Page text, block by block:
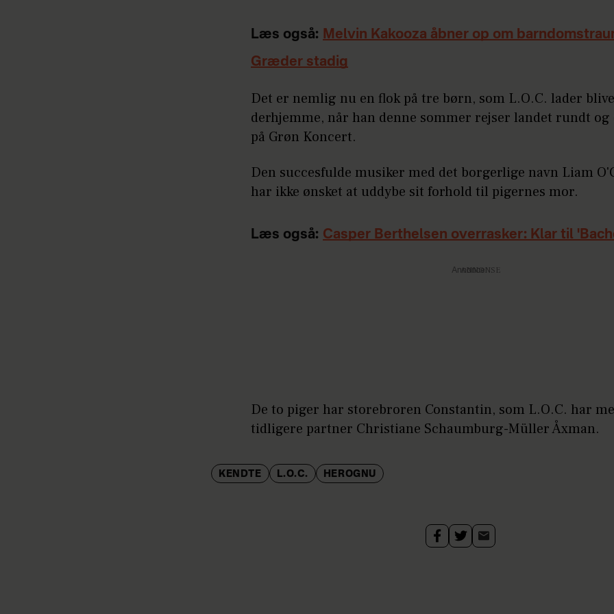
Læs også: Melvin Kakooza åbner op om
Græder stadig
Det er nemlig nu en flok på tre børn, som L.O.C. lader
derhjemme, når han denne sommer rejser landet rundt
på Grøn Koncert.
Den succesfulde musiker med det borgerlige navn Liam
har ikke ønsket at uddybe sit forhold til pigernes mor.
Læs også: Casper Berthelsen overrasker: Klar til
Annonce
De to piger har storebroren Constantin, som L.O.C. har
tidligere partner Christiane Schaumburg-Müller Åxman.
KENDTE L.O.C. HEROGNU